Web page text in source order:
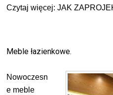
Czytaj więcej:JAK
Meble łazienkowe.
Nowoczesn
e meble